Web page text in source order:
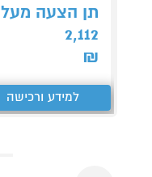
תן הצעה מעל
2,112
₪
למידע ורכישה